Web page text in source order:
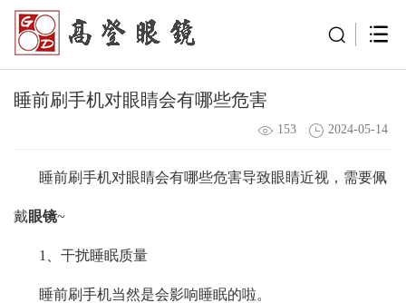
睡前刷手机对眼睛会有哪些危害
153 2024-05-14
睡前刷手机对眼睛会有哪些危害导致眼睛近视，需要佩
戴眼镜~
1、干扰睡眠质量
睡前刷手机当然是会影响睡眠的啦。